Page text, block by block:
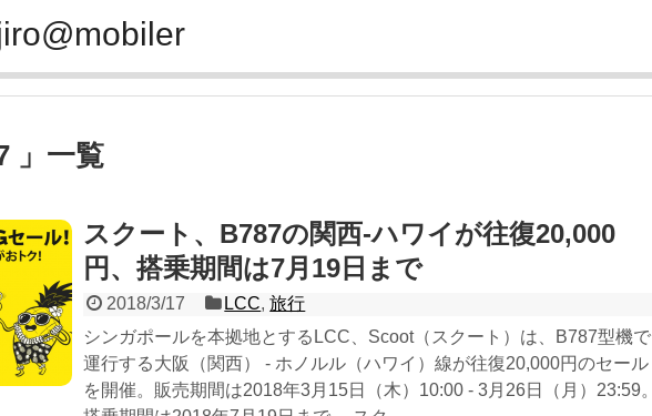
」一覧
スクート、B787の関西-ハワイが往復20,000
円、搭乗期間は7月19日まで
2018/3/17 LCC,旅行
シンガポールを本拠地とするLCC、Scoot（スクート）は、B787型機で
運行する大阪（関西） - ホノルル（ハワイ）線が往復20,000円のセール
を開催。販売期間は2018年3月15日（木）10:00 - 3月26日（月）23:59。